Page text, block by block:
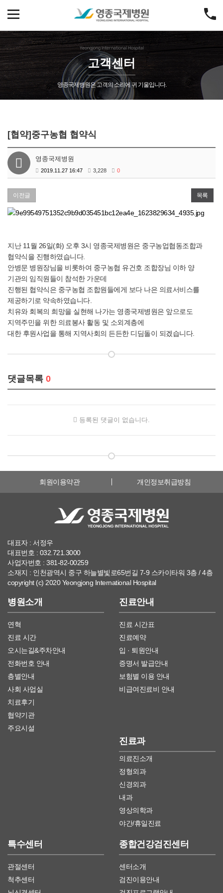
Yeongjong International Hospital
고객센터
영종국제병원은 고객의 소리에 귀 기울입니다.
[협약]중구농협 협약식
영종국제병원
2019.11.27 16:47 3,228 0
이전글 목록
지난 11월 26일(화) 오후 3시 영종국제병원은 중구농업협동조합과
협약식을 진행하였습니다.
안병문 병원장님을 비롯하여 중구농협 유건호 조합장님 이하 양
기관의 임직원들이 참석한 가운데
진행된 협약식은 중구농협 조합원들에게 보다 나은 의료서비스를
제공하기로 약속하였습니다.
치유와 회복의 희망을 실현해 나가는 영종국제병원은 앞으로도
지역주민을 위한 의료봉사 활동 및 소외계층에
대한 후원사업을 통해 지역사회의 든든한 디딤돌이 되겠습니다.
댓글목록 0
등록된 댓글이 없습니다.
회원이용약관 개인정보취급방침
대표자 : 서정우
대표번호 : 032.721.3000
사업자번호 : 381-82-00259
소재지 : 인천광역시 중구 하늘별빛로65번길 7-9 스카이타워 3층 / 4층
copyright (c) 2020 Yeongjong International Hospital
병원소개
연혁
진료 시간
오시는길&주차안내
전화번호 안내
층별안내
사회 사업실
치료후기
협약기관
주요시설
진료안내
진료 시간표
진료예약
입 · 퇴원안내
증명서 발급안내
보험별 이용 안내
비급여진료비 안내
진료과
의료진소개
정형외과
신경외과
내과
영상의학과
야간/휴일진료
특수센터
관절센터
척추센터
종합건강검진센터
센터소개
검진이용안내